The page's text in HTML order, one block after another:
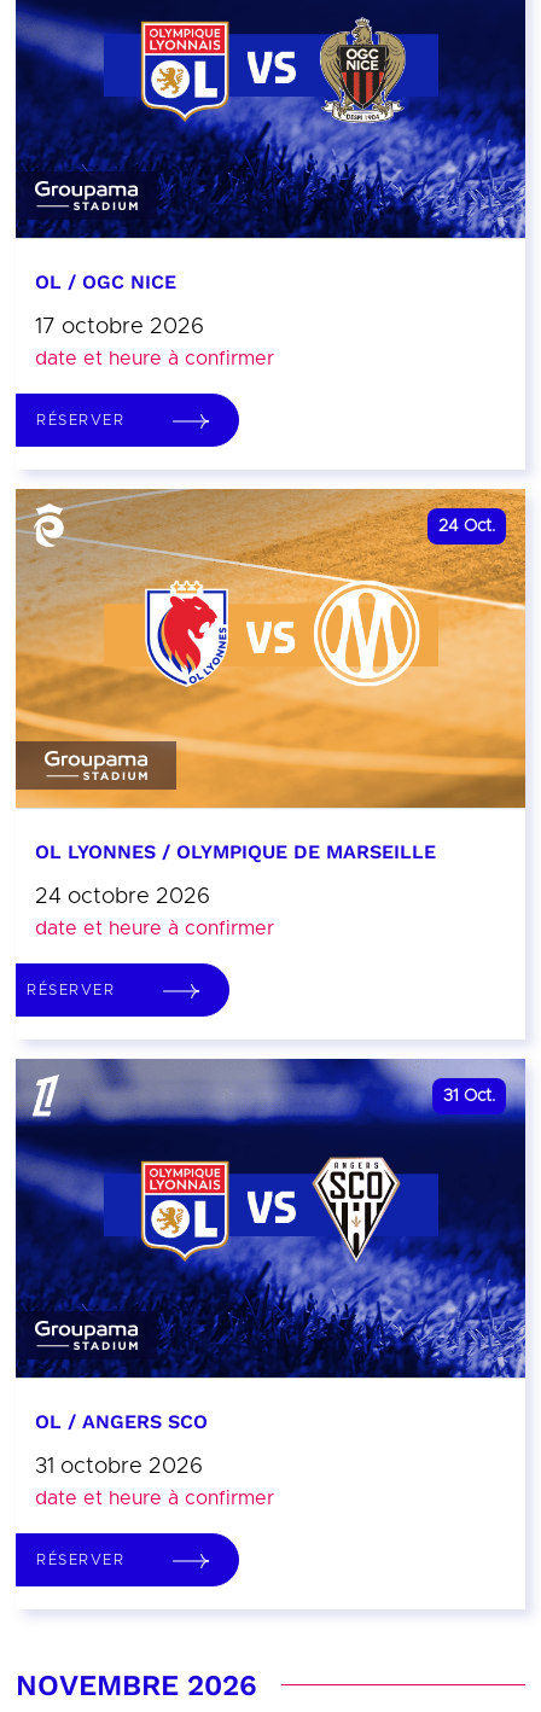
OL / OGC NICE
17 octobre 2026
date et heure à confirmer
RÉSERVER
24 Oct.
OL LYONNES / OLYMPIQUE DE MARSEILLE
24 octobre 2026
date et heure à confirmer
RÉSERVER
31 Oct.
OL / ANGERS SCO
31 octobre 2026
date et heure à confirmer
RÉSERVER
NOVEMBRE 2026